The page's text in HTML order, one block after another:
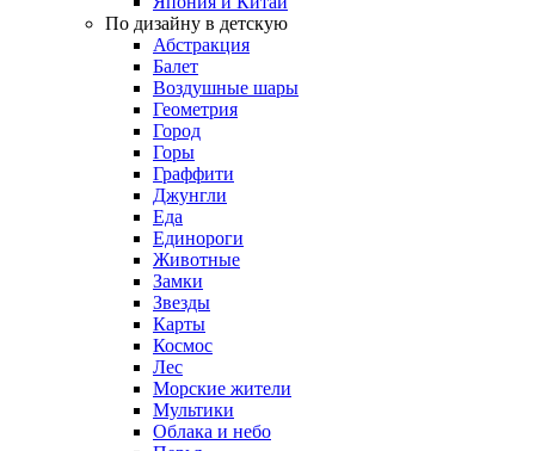
По дизайну в детскую
Абстракция
Балет
Воздушные шары
Геометрия
Город
Горы
Граффити
Джунгли
Еда
Единороги
Животные
Замки
Звезды
Карты
Космос
Лес
Морские жители
Мультики
Облака и небо